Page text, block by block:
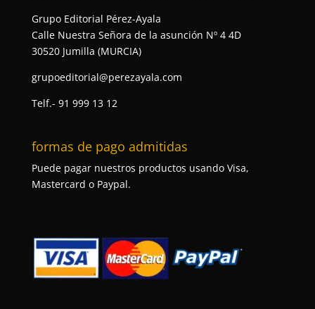
Grupo Editorial Pérez-Ayala
Calle Nuestra Señora de la asunción Nº 4 4D
30520 Jumilla (MURCIA)
grupoeditorial@perezayala.com
Telf.- 91 999 13 12
formas de pago admitidas
Puede pagar nuestros productos usando Visa,
Mastercard o Paypal.